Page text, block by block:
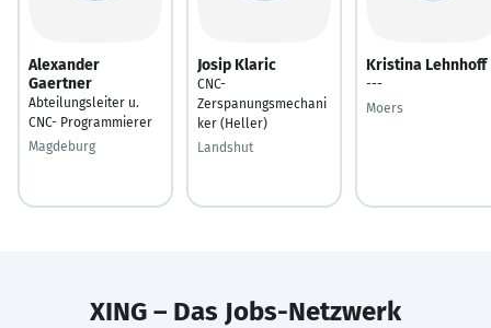
Alexander
Gaertner
Abteilungsleiter u.
CNC- Programmierer
Magdeburg
Josip Klaric
CNC-
Zerspanungsmechani
ker (Heller)
Landshut
Kristina Lehnhoff
---
Moers
XING – Das Jobs-Netzwerk